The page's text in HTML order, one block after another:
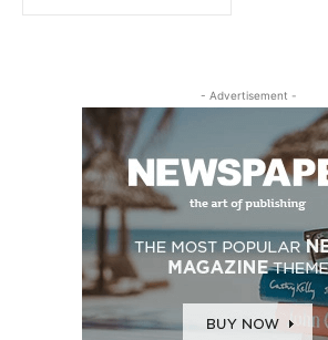
- Advertisement -